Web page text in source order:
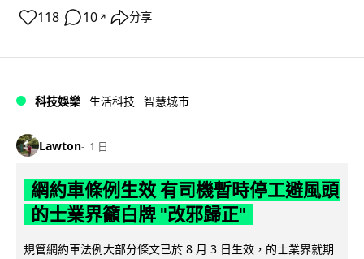
118 10 ↗ 分享
科技娛樂 生活科技 智慧城市
Lawton 1 日
網約車條例生效 有司機暫時停工避風頭
的士業界籲白牌 "改邪歸正"
規管網約車法例大部分條文已於 8 月 3 日生效，的士業界就期